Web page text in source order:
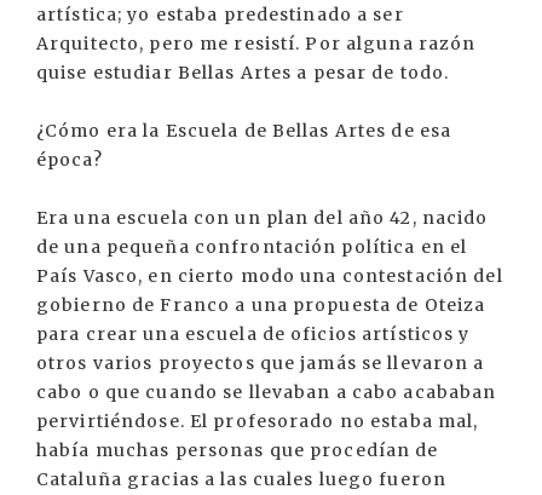
artística; yo estaba predestinado a ser
Arquitecto, pero me resistí. Por alguna razón
quise estudiar Bellas Artes a pesar de todo.
¿Cómo era la Escuela de Bellas Artes de esa
época?
Era una escuela con un plan del año 42, nacido
de una pequeña confrontación política en el
País Vasco, en cierto modo una contestación del
gobierno de Franco a una propuesta de Oteiza
para crear una escuela de oficios artísticos y
otros varios proyectos que jamás se llevaron a
cabo o que cuando se llevaban a cabo acababan
pervirtiéndose. El profesorado no estaba mal,
había muchas personas que procedían de
Cataluña gracias a las cuales luego fueron